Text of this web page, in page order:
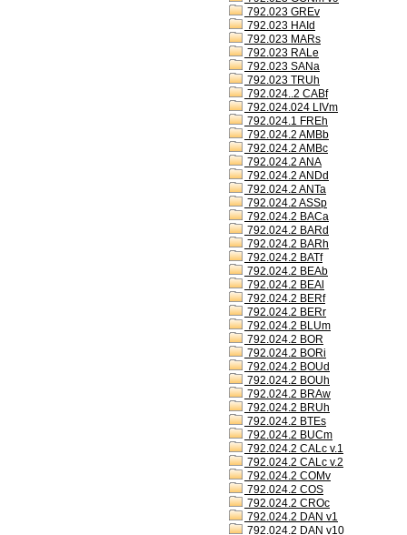
792.023 GREv
792.023 HAId
792.023 MARs
792.023 RALe
792.023 SANa
792.023 TRUh
792.024..2 CABf
792.024.024 LIVm
792.024.1 FREh
792.024.2 AMBb
792.024.2 AMBc
792.024.2 ANA
792.024.2 ANDd
792.024.2 ANTa
792.024.2 ASSp
792.024.2 BACa
792.024.2 BARd
792.024.2 BARh
792.024.2 BATf
792.024.2 BEAb
792.024.2 BEAl
792.024.2 BERf
792.024.2 BERr
792.024.2 BLUm
792.024.2 BOR
792.024.2 BORi
792.024.2 BOUd
792.024.2 BOUh
792.024.2 BRAw
792.024.2 BRUh
792.024.2 BTEs
792.024.2 BUCm
792.024.2 CALc v.1
792.024.2 CALc v.2
792.024.2 COMv
792.024.2 COS
792.024.2 CROc
792.024.2 DAN v1
792.024.2 DAN v10